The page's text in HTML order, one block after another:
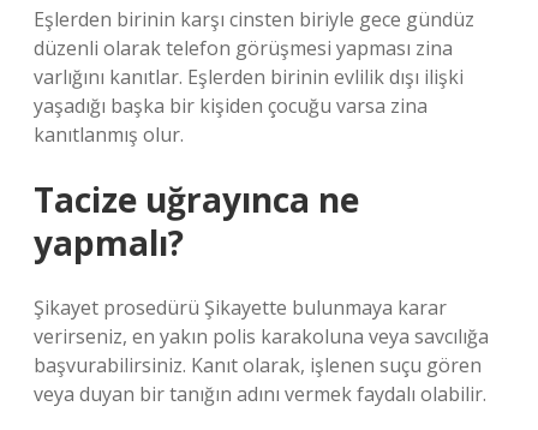
Eşlerden birinin karşı cinsten biriyle gece gündüz
düzenli olarak telefon görüşmesi yapması zina
varlığını kanıtlar. Eşlerden birinin evlilik dışı ilişki
yaşadığı başka bir kişiden çocuğu varsa zina
kanıtlanmış olur.
Tacize uğrayınca ne
yapmalı?
Şikayet prosedürü Şikayette bulunmaya karar
verirseniz, en yakın polis karakoluna veya savcılığa
başvurabilirsiniz. Kanıt olarak, işlenen suçu gören
veya duyan bir tanığın adını vermek faydalı olabilir.